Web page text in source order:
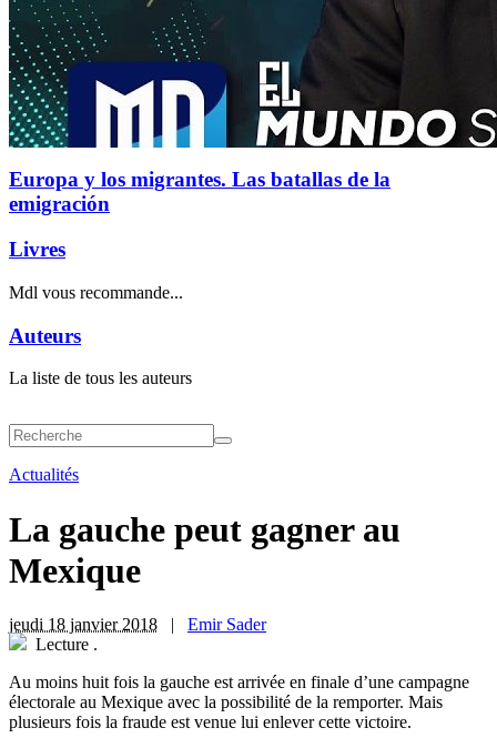
Europa y los migrantes. Las batallas de la
emigración
Livres
Mdl vous recommande...
Auteurs
La liste de tous les auteurs
Actualités
La gauche peut gagner au
Mexique
jeudi 18 janvier 2018 | Emir Sader
Lecture .
Au moins huit fois la gauche est arrivée en finale d’une campagne
électorale au Mexique avec la possibilité de la remporter. Mais
plusieurs fois la fraude est venue lui enlever cette victoire.